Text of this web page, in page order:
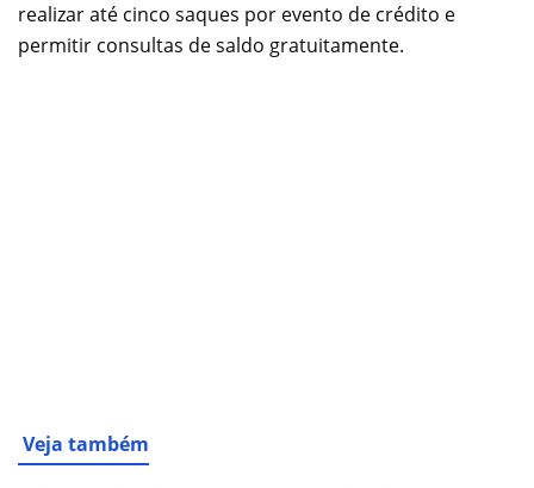
realizar até cinco saques por evento de crédito e
permitir consultas de saldo gratuitamente.
Veja também